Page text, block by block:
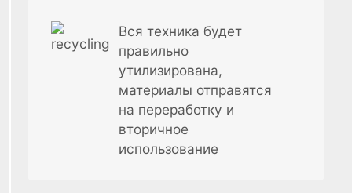
Вся техника будет
правильно
утилизирована,
материалы отправятся
на переработку и
вторичное
использование